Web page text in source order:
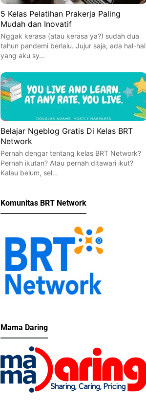
5 Kelas Pelatihan Prakerja Paling
Mudah dan Inovatif
Nggak kerasa (atau kerasa ya?) sudah dua
tahun pandemi berlalu. Jujur saja, ada hal-hal
yang aku sy…
Belajar Ngeblog Gratis Di Kelas BRT
Network
Pernah dengar tentang kelas BRT Network?
Pernah ikutan? Atau pernah ditawari ikut?
Kalau belum, sel…
Komunitas BRT Network
Mama Daring